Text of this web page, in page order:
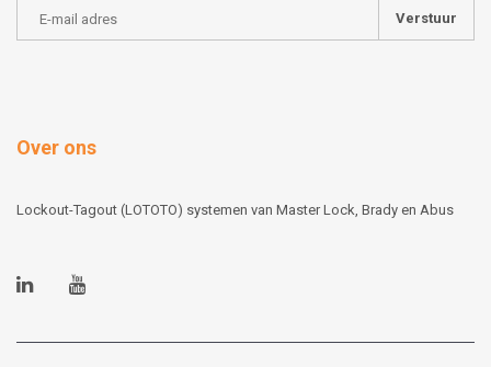
Verstuur
Over ons
Lockout-Tagout (LOTOTO) systemen van Master Lock, Brady en Abus